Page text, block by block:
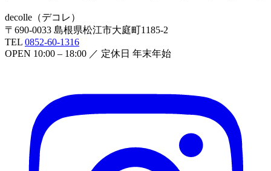
decolle （デコレ ）
〒 690-0033 島根県松江市大庭町1185-2
TEL 0852-60-1316
OPEN 10:00 – 18:00 ／ 定休日 年末年始